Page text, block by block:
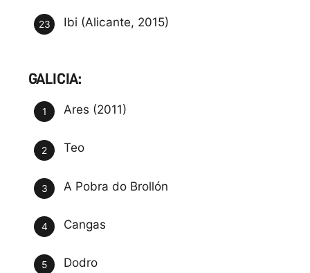
Ibi (Alicante, 2015)
GALICIA:
Ares (2011)
Teo
A Pobra do Brollón
Cangas
Dodro